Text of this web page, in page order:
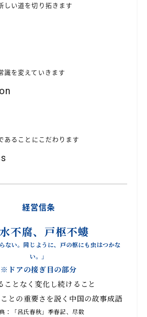
しい道を切り拓きます
識を変えていきます
あることにこだわります
経営信条
不腐、戸枢不螻
ない。同じように、戸の枢にも虫はつかな
い。」
※ドアの接ぎ目の部分
ことなく変化し続けること
との重要さを説く 中国の故事成語
：「呂氏春秋」季春記、尽数